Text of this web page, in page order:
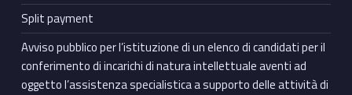
Split payment
Avviso pubblico per l’istituzione di un elenco di candidati per il
conferimento di incarichi di natura intellettuale aventi ad
oggetto l’assistenza specialistica a supporto delle attività di